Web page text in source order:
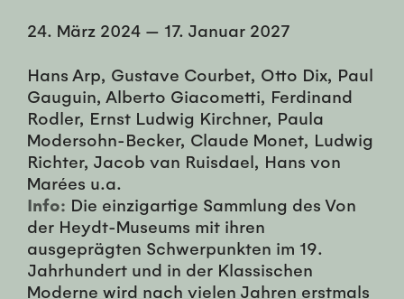
24. März 2024 — 17. Januar 2027
Hans Arp, Gustave Courbet, Otto Dix, Paul
Gauguin, Alberto Giacometti, Ferdinand
Rodler, Ernst Ludwig Kirchner, Paula
Modersohn-Becker, Claude Monet, Ludwig
Richter, Jacob van Ruisdael, Hans von
Marées u.a.
Info: Die einzigartige Sammlung des Von
der Heydt-Museums mit ihren
ausgeprägten Schwerpunkten im 19.
Jahrhundert und in der Klassischen
Moderne wird nach vielen Jahren erstmals